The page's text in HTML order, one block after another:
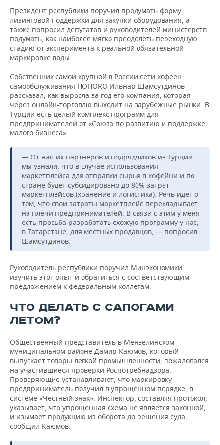
Президент республики поручил продумать форму
лизинговой поддержки для закупки оборудования, а
также попросил депутатов и руководителей министерств
подумать, как наиболее мягко преодолеть переходную
стадию от эксперимента к реальной обязательной
маркировке воды.
Собственник самой крупной в России сети кофеен
самообслуживания HOHORO Ильнар Шамсутдинов
рассказал, как выросла за год его компания, которая
через онлайн-торговлю выходит на зарубежные рынки. В
Турции есть целый комплекс программ для
предпринимателей от «Союза по развитию и поддержке
малого бизнеса».
— От наших партнеров и подрядчиков из Турции
мы узнали, что в случае использования
маркетплейса для отправки сырья в кофейни и по
стране будет субсидировано до 80% затрат
маркетплейсов (хранение и логистика). Речь идет о
том, что свои затраты маркетплейс перекладывает
на плечи предпринимателей. В связи с этим у меня
есть просьба разработать схожую программу у нас,
в Татарстане, для местных продавцов, — попросил
Шамсутдинов.
Руководитель республики поручил Минэкономики
изучить этот опыт и обратиться с соответствующим
предложением к федеральным коллегам.
ЧТО ДЕЛАТЬ С САПОГАМИ
ЛЕТОМ?
Общественный представитель в Мензелинском
муниципальном районе Дамир Каюмов, который
выпускает товары легкой промышленности, пожаловался
на участившиеся проверки Роспотребнадзора.
Проверяющие устанавливают, что маркировку
предприниматель получил в упрощенном порядке, в
системе «Честный знак». Инспектор, составляя протокол,
указывает, что упрощенная схема не является законной,
и изымает продукцию из оборота до решения суда,
сообщил Каюмов.